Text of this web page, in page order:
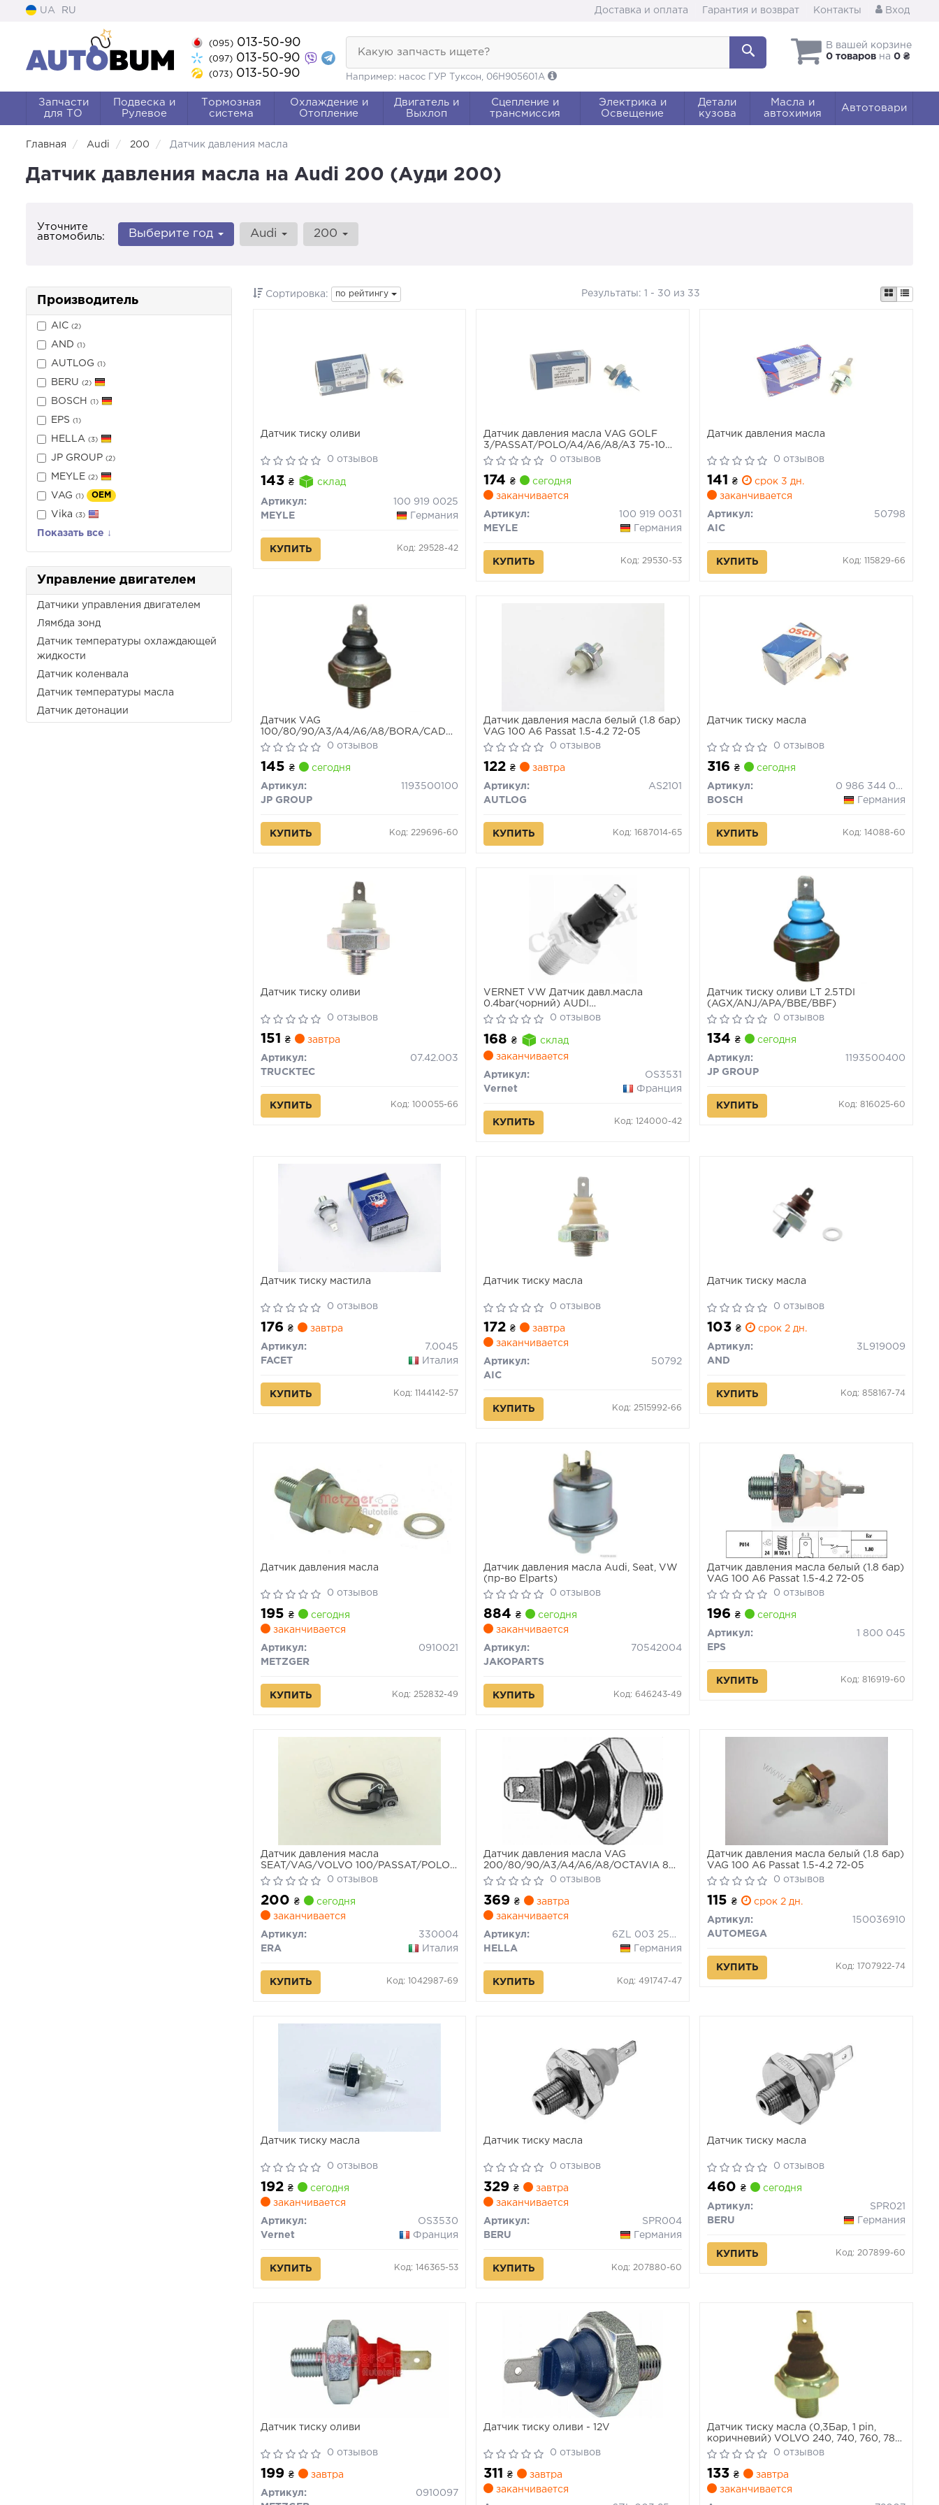
UA RU Доставка и оплата Гарантия и возврат Контакты Вход
(095)013-50-90
(097)013-50-90
(073)013-50-90
В вашей корзине
0 товаров на 0 ₴
Какую запчасть ищете?
Например: насос ГУР Туксон, 06H905601A
Запчасти
для ТО
Подвеска и
Рулевое
Тормозная
система
Охлаждение и
Отопление
Двигатель и
Выхлоп
Сцепление и
трансмиссия
Электрика и
Освещение
Детали
кузова
Масла и
автохимия
Автотовари
Главная Audi 200 Датчик давления масла
Датчик давления масла на Audi 200 (Ауди 200)
Уточните
автомобиль:
Выберите год Audi 200
Производитель
AIC (2)
AND (1)
AUTLOG (1)
BERU (2)
BOSCH (1)
EPS (1)
HELLA (3)
JP GROUP (2)
MEYLE (2)
VAG (1) OEM
Vika (3)
Показать все ↓
Управление двигателем
Датчики управления двигателем
Лямбда зонд
Датчик температуры охлаждающей
жидкости
Датчик коленвала
Датчик температуры масла
Датчик детонации
Сортировка: по рейтингу Результаты: 1 - 30 из 33
Датчик тиску оливи
0 отзывов
143 ₴ склад
Артикул:
100 919 0025
MEYLE
Германия
КУПИТЬ Код: 29528-42
Датчик давления масла VAG GOLF
3/PASSAT/POLO/A4/A6/A8/A3 75-10
давления масла (0.15 - 0.35 bar синий)
0 отзывов
174₴
сегодня
заканчивается
Артикул:
100 919 0031
MEYLE
Германия
КУПИТЬ Код: 29530-53
Датчик давления масла
0 отзывов
141₴
срок 3 дн.
заканчивается
Артикул:
50798
AIC
КУПИТЬ Код: 115829-66
Датчик VAG
100/80/90/A3/A4/A6/A8/BORA/CADDY
I/CORRADO/GOLF I/GOLF III/GOLF IV
-91 давления масла
0 отзывов
145 ₴ сегодня
Артикул:
1193500100
JP GROUP
КУПИТЬ Код: 229696-60
Датчик давления масла белый (1.8 бар)
VAG 100 A6 Passat 1.5-4.2 72-05
0 отзывов
122₴ завтра
Артикул:
AS2101
AUTLOG
КУПИТЬ Код: 1687014-65
Датчик тиску масла
0 отзывов
316₴ сегодня
Артикул:
0 986 344 082
BOSCH
Германия
КУПИТЬ Код: 14088-60
Датчик тиску оливи
0 отзывов
151 ₴ завтра
Артикул:
07.42.003
TRUCKTEC
КУПИТЬ Код: 100055-66
VERNET VW Датчик давл.масла
0.4bar(чорний) AUDI
80/100/A4/A6Vento SEAT SKODA
VOLVO
0 отзывов
168₴
склад
заканчивается
Артикул:
OS3531
Vernet
Франция
КУПИТЬ Код: 124000-42
Датчик тиску оливи LT 2.5TDI
(AGX/ANJ/APA/BBE/BBF)
0 отзывов
134₴ сегодня
Артикул:
1193500400
JP GROUP
КУПИТЬ Код: 816025-60
Датчик тиску мастила
0 отзывов
176 ₴ завтра
Артикул:
7.0045
FACET
Италия
КУПИТЬ Код: 1144142-57
Датчик тиску масла
0 отзывов
172₴
завтра
заканчивается
Артикул:
50792
AIC
КУПИТЬ Код: 2515992-66
Датчик тиску масла
0 отзывов
103₴ срок 2 дн.
Артикул:
3L919009
AND
КУПИТЬ Код: 858167-74
Датчик давления масла
0 отзывов
195 ₴
сегодня
заканчивается
Артикул:
0910021
METZGER
КУПИТЬ Код: 252832-49
Датчик давления масла Audi, Seat, VW
(пр-во Elparts)
0 отзывов
884₴
сегодня
заканчивается
Артикул:
70542004
JAKOPARTS
КУПИТЬ Код: 646243-49
Датчик давления масла белый (1.8 бар)
VAG 100 A6 Passat 1.5-4.2 72-05
0 отзывов
196₴ сегодня
Артикул:
1 800 045
EPS
КУПИТЬ Код: 816919-60
Датчик давления масла
SEAT/VAG/VOLVO 100/PASSAT/POLO
80-99 1.3-2.4
0 отзывов
200 ₴
сегодня
заканчивается
Артикул:
330004
ERA
Италия
КУПИТЬ Код: 1042987-69
Датчик давления масла VAG
200/80/90/A3/A4/A6/A8/OCTAVIA 80-
10 1.0-2.8
0 отзывов
369₴
завтра
заканчивается
Артикул:
6ZL 003 259-471
HELLA
Германия
КУПИТЬ Код: 491747-47
Датчик давления масла белый (1.8 бар)
VAG 100 A6 Passat 1.5-4.2 72-05
0 отзывов
115₴ срок 2 дн.
Артикул:
150036910
AUTOMEGA
КУПИТЬ Код: 1707922-74
Датчик тиску масла
0 отзывов
192 ₴
сегодня
заканчивается
Артикул:
OS3530
Vernet
Франция
КУПИТЬ Код: 146365-53
Датчик тиску масла
0 отзывов
329₴
завтра
заканчивается
Артикул:
SPR004
BERU
Германия
КУПИТЬ Код: 207880-60
Датчик тиску масла
0 отзывов
460₴ сегодня
Артикул:
SPR021
BERU
Германия
КУПИТЬ Код: 207899-60
Датчик тиску оливи
0 отзывов
199 ₴ завтра
Артикул:
0910097
Датчик тиску оливи - 12V
0 отзывов
311₴
завтра
заканчивается
Датчик тиску масла (0,3Бар, 1 pin,
коричневий) VOLVO 240, 740, 760, 780,
850, 940, 940 II, 960, S70, S80 I, V70 I,
V70 II AUDI 100 C2, 100 C3, 100 C4, 200
C3, 50, 80 B1, 80 B2 0.8-4.2 08.67-03.10
0 отзывов
133₴
завтра
заканчивается